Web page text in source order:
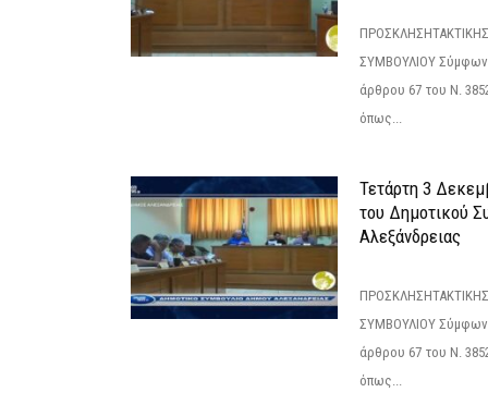
ΣΥΜΒΟΥΛΙΟΥ
άρθρου 67 του Ν.
όπως...
Τετάρτη 3
του Δημοτικού
Αλεξάνδρειας
ΣΥΜΒΟΥΛΙΟΥ
άρθρου 67 του Ν.
όπως...